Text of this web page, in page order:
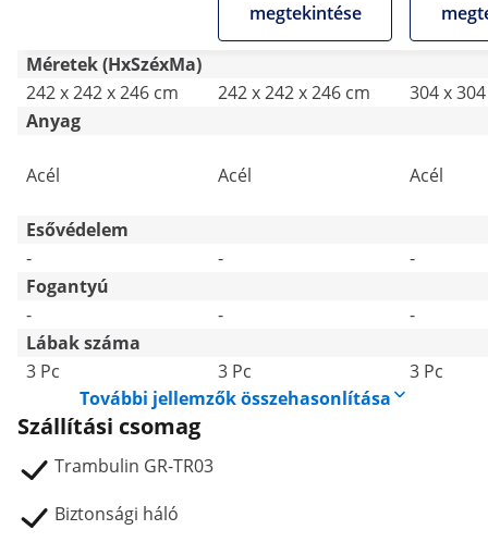
megtekintése
Méretek (HxSzéxMa)
242 x 242 x 246 cm
242 x 242 x 246 cm
304 x
Anyag
Acél Acél Acél
Esővédelem
-
-
-
Fogantyú
-
-
-
Lábak száma
3 Pc
3 Pc
3 Pc
További jellemzők összehasonlítása
Szállítási csomag
Trambulin GR-TR03
Biztonsági háló